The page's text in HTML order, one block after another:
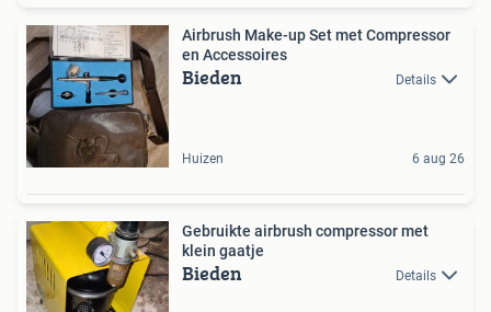
Airbrush Make-up Set met Compressor
en Accessoires
Bieden Details
Huizen 6 aug 26
Gebruikte airbrush compressor met
klein gaatje
Bieden Details